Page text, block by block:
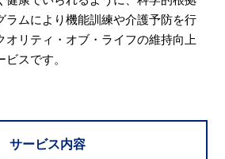
ラムにより機能訓練や介護予防を行
オリティ・オブ・ライフの維持向上
スです。
サービス内容